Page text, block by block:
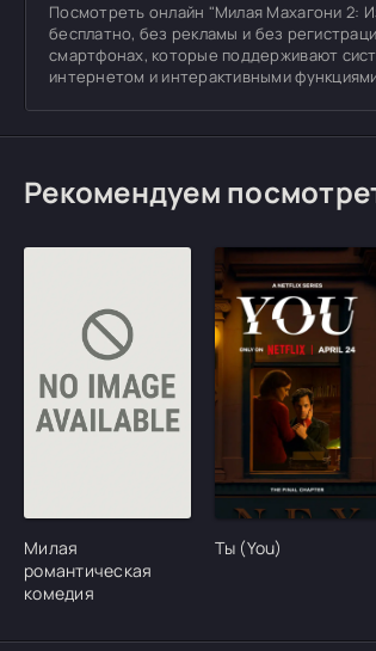
Посмотреть онлайн "Милая Махагони 2:
бесплатно, без рекламы и без
смартфонах, которые поддерживают
интернетом и интерактивными
Рекомендуем
[/xfgiven_cvh_poster_urlcvh_poster_url]
Милая
романтическая
комедия
[/
Ты (You)